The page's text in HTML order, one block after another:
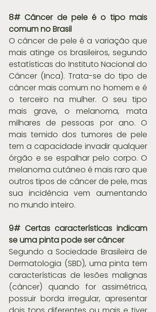
8# Câncer de pele é o tipo mais
comum no Brasil
O câncer de pele é a variação que
mais atinge os brasileiros, segundo
estatísticas do Instituto Nacional do
Câncer (Inca). Trata-se do tipo de
câncer mais comum no homem e é
o terceiro na mulher. O seu tipo
mais grave, o melanoma, mata
milhares de pessoas por ano. O
mais temido dos tumores de pele
tem a capacidade invadir qualquer
órgão e se espalhar pelo corpo. O
melanoma cutâneo é mais raro que
outros tipos de câncer de pele, mas
sua incidência vem aumentando
no mundo inteiro.
9# Certas características indicam
se uma pinta pode ser câncer
Segundo a Sociedade Brasileira de
Dermatologia (SBD), uma pinta tem
características de lesões malignas
(câncer) quando for assimétrica,
possuir borda irregular, apresentar